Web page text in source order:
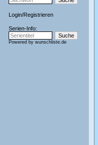
Login/Registrieren
Serien-Info:
Powered by wunschliste.de